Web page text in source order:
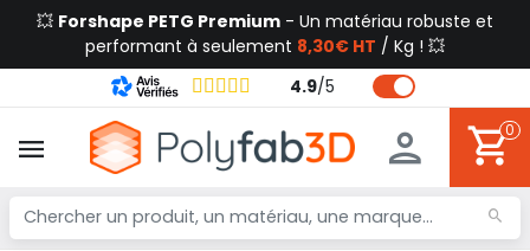
💥 Forshape PETG Premium - Un matériau robuste et
performant à seulement 8,30€ HT / Kg ! 💥
4.9/5
0